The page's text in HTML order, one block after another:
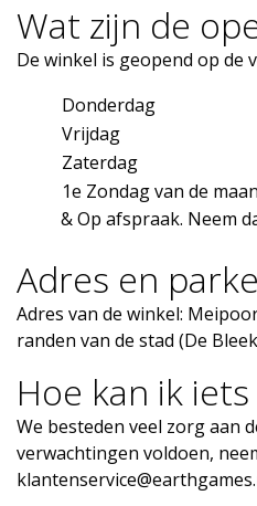
Wat zijn de
De winkel is geopend op de
Donderdag
Vrijdag
Zaterdag
1e Zondag van de
& Op afspraak. Neem
Adres en
Adres van de winkel:
randen van de stad (De
Hoe kan ik
We besteden veel zorg aan
verwachtingen voldoen,